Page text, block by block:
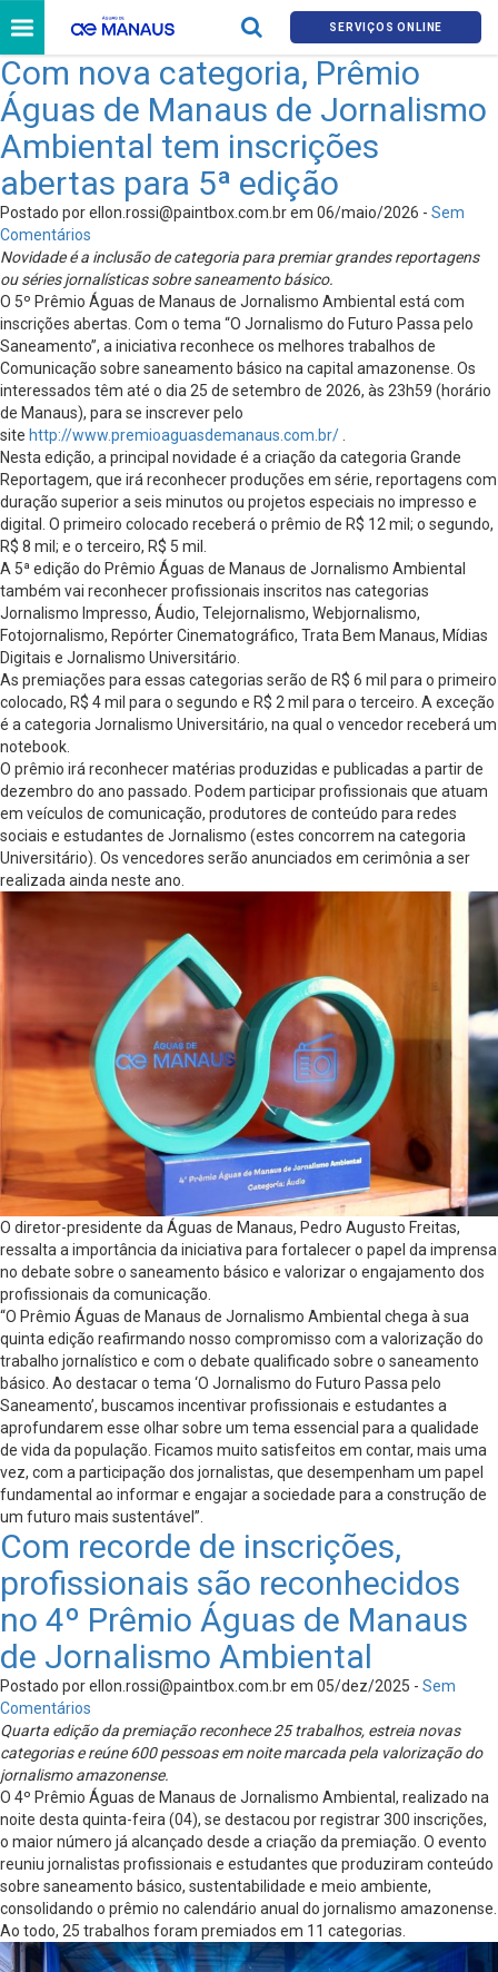
SERVIÇOS ONLINE
Com nova categoria, Prêmio
Águas de Manaus de Jornalismo
Ambiental tem inscrições
abertas para 5ª edição
Postado porellon.rossi@paintbox.com.brem 06/maio/2026 - Sem
Comentários
Novidade é a inclusão de categoria para premiar grandes reportagens
ou séries jornalísticas sobre saneamento básico.
O 5º Prêmio Águas de Manaus de Jornalismo Ambiental está com
inscrições abertas. Com o tema “O Jornalismo do Futuro Passa pelo
Saneamento”, a iniciativa reconhece os melhores trabalhos de
Comunicação sobre saneamento básico na capital amazonense. Os
interessados têm até o dia 25 de setembro de 2026, às 23h59 (horário
de Manaus), para se inscrever pelo
site http://www.premioaguasdemanaus.com.br/
Nesta edição, a principal novidade é a criação da categoria Grande
Reportagem, que irá reconhecer produções em série, reportagens com
duração superior a seis minutos ou projetos especiais no impresso e
digital. O primeiro colocado receberá o prêmio de R$ 12 mil; o segundo,
R$ 8 mil; e o terceiro, R$ 5 mil.
A 5ª edição do Prêmio Águas de Manaus de Jornalismo Ambiental
também vai reconhecer profissionais inscritos nas categorias
Jornalismo Impresso, Áudio, Telejornalismo, Webjornalismo,
Fotojornalismo, Repórter Cinematográfico, Trata Bem Manaus, Mídias
Digitais e Jornalismo Universitário.
As premiações para essas categorias serão de R$ 6 mil para o primeiro
colocado, R$ 4 mil para o segundo e R$ 2 mil para o terceiro. A exceção
é a categoria Jornalismo Universitário, na qual o vencedor receberá um
notebook.
O prêmio irá reconhecer matérias produzidas e publicadas a partir de
dezembro do ano passado. Podem participar profissionais que atuam
em veículos de comunicação, produtores de conteúdo para redes
sociais e estudantes de Jornalismo (estes concorrem na categoria
Universitário). Os vencedores serão anunciados em cerimônia a ser
realizada ainda neste ano.
O diretor-presidente da Águas de Manaus, Pedro Augusto Freitas,
ressalta a importância da iniciativa para fortalecer o papel da imprensa
no debate sobre o saneamento básico e valorizar o engajamento dos
profissionais da comunicação.
“O Prêmio Águas de Manaus de Jornalismo Ambiental chega à sua
quinta edição reafirmando nosso compromisso com a valorização do
trabalho jornalístico e com o debate qualificado sobre o saneamento
básico. Ao destacar o tema ‘O Jornalismo do Futuro Passa pelo
Saneamento’, buscamos incentivar profissionais e estudantes a
aprofundarem esse olhar sobre um tema essencial para a qualidade
de vida da população. Ficamos muito satisfeitos em contar, mais uma
vez, com a participação dos jornalistas, que desempenham um papel
fundamental ao informar e engajar a sociedade para a construção de
um futuro mais sustentável”.
Com recorde de inscrições,
profissionais são reconhecidos
no 4º Prêmio Águas de Manaus
de Jornalismo Ambiental
Postado porellon.rossi@paintbox.com.brem 05/dez/2025 - Sem
Comentários
Quarta edição da premiação reconhece 25 trabalhos, estreia novas
categorias e reúne 600 pessoas em noite marcada pela valorização do
jornalismo amazonense.
O 4º Prêmio Águas de Manaus de Jornalismo Ambiental, realizado na
noite desta quinta-feira (04), se destacou por registrar 300 inscrições,
o maior número já alcançado desde a criação da premiação. O evento
reuniu jornalistas profissionais e estudantes que produziram conteúdo
sobre saneamento básico, sustentabilidade e meio ambiente,
consolidando o prêmio no calendário anual do jornalismo amazonense.
Ao todo, 25 trabalhos foram premiados em 11 categorias.